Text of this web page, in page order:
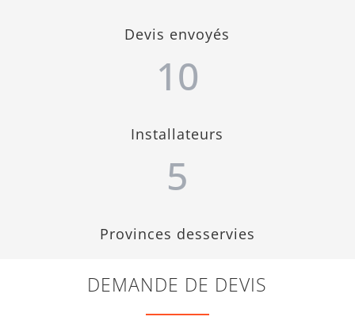
Devis envoyés
10
Installateurs
5
Provinces desservies
DEMANDE DE DEVIS